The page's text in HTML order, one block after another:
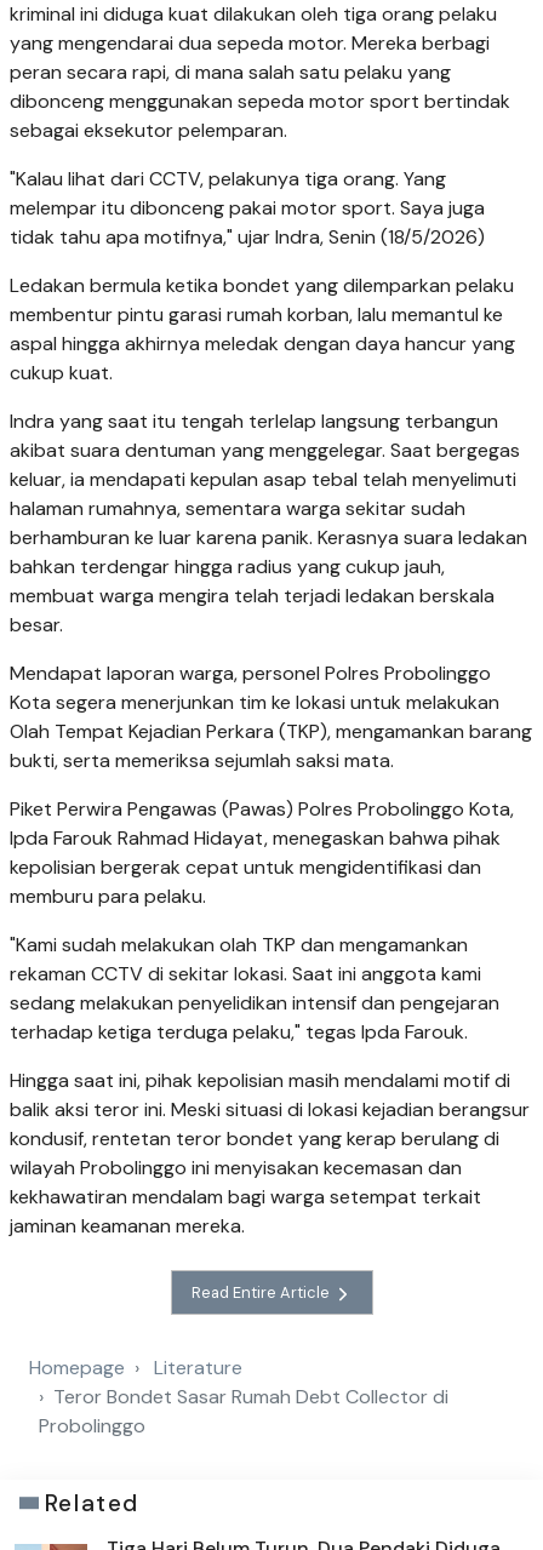
kriminal ini diduga kuat dilakukan oleh tiga orang pelaku
yang mengendarai dua sepeda motor. Mereka berbagi
peran secara rapi, di mana salah satu pelaku yang
dibonceng menggunakan sepeda motor sport bertindak
sebagai eksekutor pelemparan.
​"Kalau lihat dari CCTV, pelakunya tiga orang. Yang
melempar itu dibonceng pakai motor sport. Saya juga
tidak tahu apa motifnya," ujar Indra, Senin (18/5/2026)
​Ledakan bermula ketika bondet yang dilemparkan pelaku
membentur pintu garasi rumah korban, lalu memantul ke
aspal hingga akhirnya meledak dengan daya hancur yang
cukup kuat.
​Indra yang saat itu tengah terlelap langsung terbangun
akibat suara dentuman yang menggelegar. Saat bergegas
keluar, ia mendapati kepulan asap tebal telah menyelimuti
halaman rumahnya, sementara warga sekitar sudah
berhamburan ke luar karena panik. Kerasnya suara ledakan
bahkan terdengar hingga radius yang cukup jauh,
membuat warga mengira telah terjadi ledakan berskala
besar.
​Mendapat laporan warga, personel Polres Probolinggo
Kota segera menerjunkan tim ke lokasi untuk melakukan
Olah Tempat Kejadian Perkara (TKP), mengamankan barang
bukti, serta memeriksa sejumlah saksi mata.
​Piket Perwira Pengawas (Pawas) Polres Probolinggo Kota,
Ipda Farouk Rahmad Hidayat, menegaskan bahwa pihak
kepolisian bergerak cepat untuk mengidentifikasi dan
memburu para pelaku.
​"Kami sudah melakukan olah TKP dan mengamankan
rekaman CCTV di sekitar lokasi. Saat ini anggota kami
sedang melakukan penyelidikan intensif dan pengejaran
terhadap ketiga terduga pelaku," tegas Ipda Farouk.
​Hingga saat ini, pihak kepolisian masih mendalami motif di
balik aksi teror ini. Meski situasi di lokasi kejadian berangsur
kondusif, rentetan teror bondet yang kerap berulang di
wilayah Probolinggo ini menyisakan kecemasan dan
kekhawatiran mendalam bagi warga setempat terkait
jaminan keamanan mereka.
Read Entire Article
Homepage
Literature
Teror Bondet Sasar Rumah Debt Collector di
Probolinggo
Related